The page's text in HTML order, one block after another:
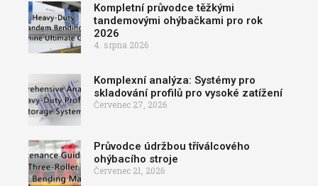
Kompletní průvodce těžkými
tandemovými ohýbačkami pro rok
2026
4. srpna 2026
Komplexní analýza: Systémy pro
skladování profilů pro vysoké zatížení
Červenec 27, 2026
Průvodce údržbou tříválcového
ohýbacího stroje
Červenec 21, 2026